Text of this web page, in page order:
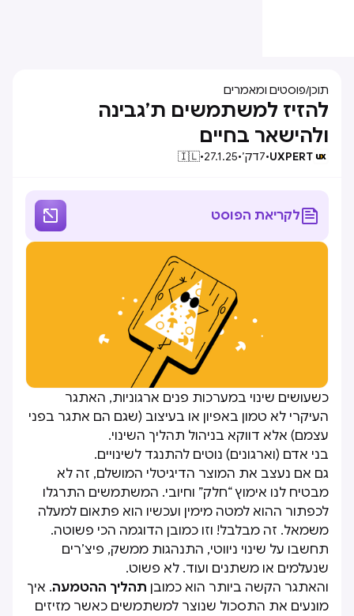
תוכן/פוסטים ומאמרים
להזיז למשתמשים ת’גבינה
ולהישאר בחיים
UXPERT
•
7דק׳•
27.1.25
•
🇮🇱
לקריאת הפוסט 
כשעושים שינוי במערכות פנים ארגוניות, האתגר
העיקרי לא טמון באפיון או בעיצוב (שגם הם אתגר בפני
עצמם) אלא דווקא בניהול תהליך השינוי.
בני אדם (וארגונים) נוטים להתנגד לשינויים.
גם אם נעצב את המוצר הדיגיטלי המושלם, זה לא
מבטיח לנו אימוץ “חלק” וחיובי. המשתמשים התרגלו
לכפתור ההוא למטה מימין ועכשיו הוא פתאום למעלה
משמאל. זה מבלבל! וזו כמובן הדוגמה הכי פשוטה.
תחשבו על שינוי ניווטי, התנהגות ממשק, פיצ’רים
שנעלמים או משתנים ועוד. לא פשוט.
והאתגר הקשה ביותר הוא כמובן תהליך ההטמעה. איך
מונעים את התסכול שנוצר למשתמשים כאשר מזיזים